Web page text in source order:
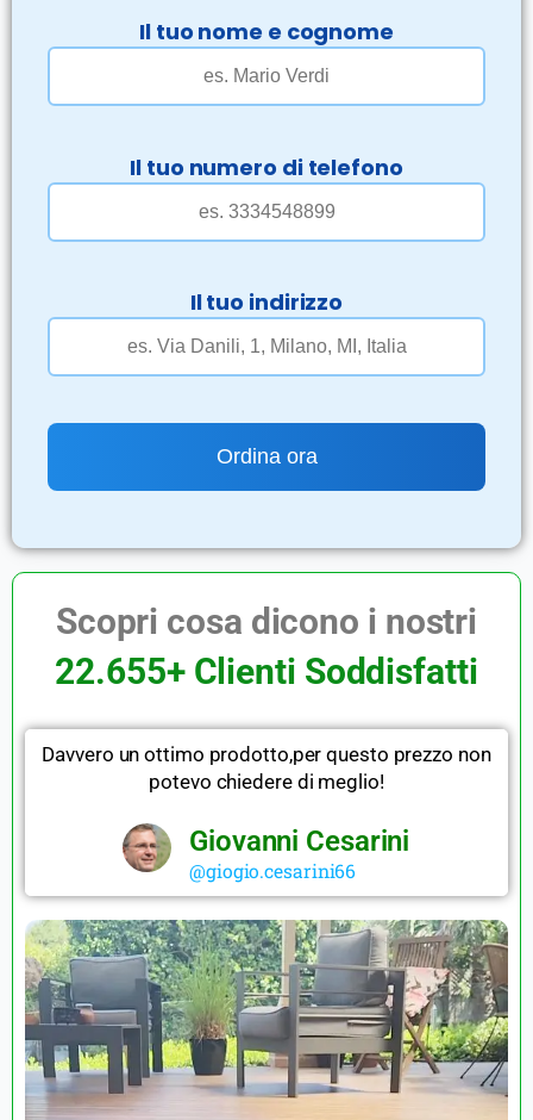
Il tuo nome e cognome
Il tuo numero di telefono
Il tuo indirizzo
Scopri cosa dicono i nostri
22.655+ Clienti Soddisfatti
Davvero un ottimo prodotto,per questo prezzo non
potevo chiedere di meglio!
Giovanni Cesarini
@giogio.cesarini66